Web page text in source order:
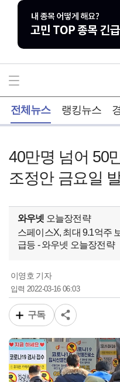
전체뉴스 랭킹뉴스
40만명 넘어 50
조정안 금요일
와우넷 오늘장전략
스페이스X, 최대 9.1억주
급등 - 와우넷 오늘장전략
이영호 기자
입력2022-03-16 06:03
구독